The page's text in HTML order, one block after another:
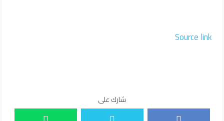
Source link
شارك على